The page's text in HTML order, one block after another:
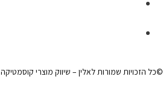
©כל הזכויות שמורות לאלין – שיווק מוצרי קוסמטיקה